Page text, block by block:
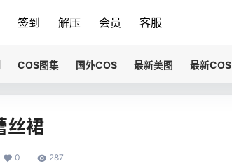
签到 解压 会员 客服
COS图集 国外COS 最新美图 最新COS
丝裙
0 287